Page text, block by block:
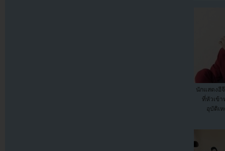
นักแสดงอี
ที่หัวเข้า
อุบัติเ